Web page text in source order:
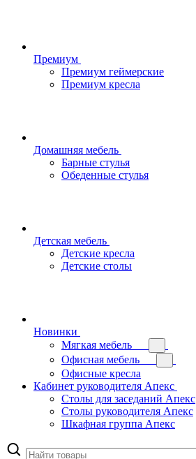
Премиум
Премиум геймерские
Премиум кресла
Домашняя мебель
Барные стулья
Обеденные стулья
Детская мебель
Детские кресла
Детские столы
Новинки
Мягкая мебель
Офисная мебель
Офисные кресла
Кабинет руководителя Апекс
Столы для заседаний Апекс
Столы руководителя Апекс
Шкафная группа Апекс